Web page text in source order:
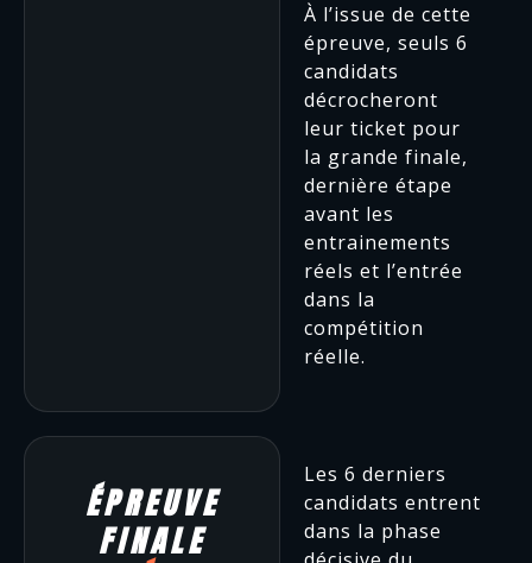
À l’issue de cette
épreuve, seuls 6
candidats
décrocheront
leur ticket pour
la grande finale,
dernière étape
avant les
entrainements
réels et l’entrée
dans la
compétition
réelle.
ÉPREUVE
FINALE
Les 6 derniers
candidats entrent
dans la phase